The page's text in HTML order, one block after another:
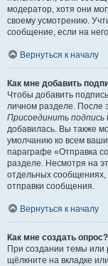
модератор, хотя они
своему усмотрению.
сообщение, если на
Вернуться к началу
Как мне добавить
Чтобы добавить
личном разделе. После
Присоединить подпись
добавилась. Вы также
умолчанию ко всем
параграфе «Отправка
разделе. Несмотря на
отдельных
отправки сообщения.
Вернуться к началу
Как мне создать опрос?
При создании темы или
щёлкните на вкладке